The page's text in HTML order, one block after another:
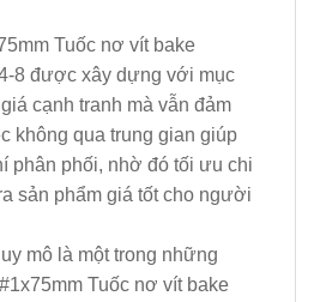
Tuốc nơ vít bake
8 được xây dựng với mục
cạnh tranh mà vẫn đảm
không qua trung gian giúp
phân phối, nhờ đó tối ưu chi
sản phẩm giá tốt cho người
mô là một trong những
Tuốc nơ vít bake